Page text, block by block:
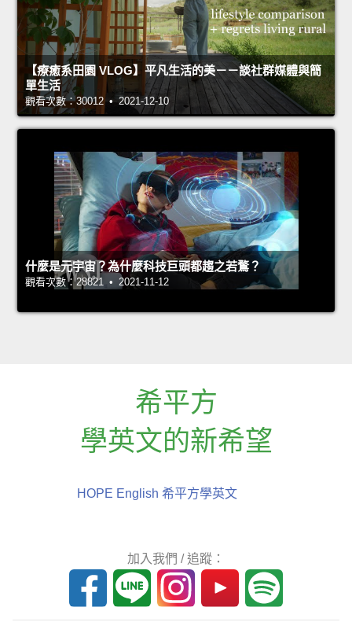
【療癒系田園 VLOG】平凡生活的美－－談社群媒體與簡
單生活
觀看次數：30012 • 2021-12-10
什麼是元宇宙？為什麼科技巨頭都趨之若鶩？
觀看次數：28821 • 2021-11-12
希平方
學英文的新希望
HOPE English 希平方學英文
加入我們 / 追蹤：